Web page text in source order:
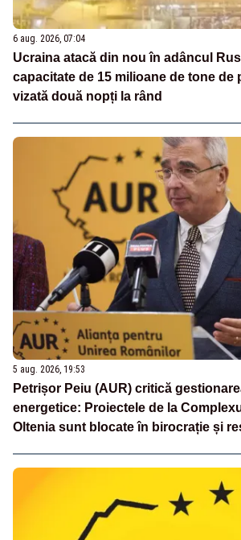
6 aug. 2026, 07:04
Ucraina atacă din nou în adâncul
capacitate de 15 milioane de tone de
vizată două nopți la rând
5 aug. 2026, 19:53
Petrișor Peiu (AUR) critică
energetice: Proiectele de la
Oltenia sunt blocate în birocrație și